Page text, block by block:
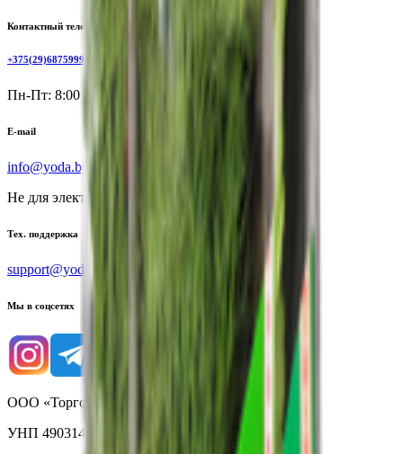
Контактный телефон
+375(29)6875999
Пн-Пт: 8:00 - 17:00
E-mail
info@yoda.by
Не для электронных обращений
Тех. поддержка
support@yoda.by
Мы в соцсетях
ООО «Торговая сеть «Продмир»
УНП 490314725